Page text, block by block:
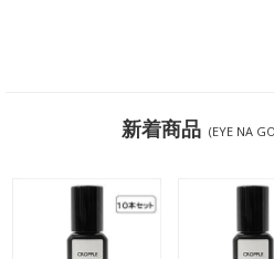
新着商品 (EYE NA